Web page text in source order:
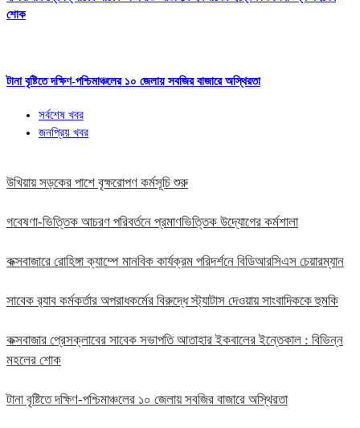
শোক
টানা বৃষ্টিতে দক্ষিণ-পশ্চিমাঞ্চলের ১০ জেলায় সবজির বাজারে অস্থিরতা
সর্বশেষ খবর
জনপ্রিয় খবর
উখিয়ায় সড়কের পাশে বৃক্ষরোপণ কর্মসূচি শুরু
গবেষণা-ভিত্তিক আচরণ পরিবর্তনে প্রমাণভিত্তিক উদ্যোগের কর্মশালা
কক্সবাজারে রোহিঙ্গা ক্যাম্পে মানবিক কার্যক্রম পরিদর্শনে বিডিআরসিএস চেয়ারম্যান
সাবেক র‍্যাব কর্মকর্তার অপরাধকর্মের বিরুদ্ধে স্ট্যাটাস দেওয়ায় সাংবাদিককে হুমকি
কক্সবাজার প্রেসক্লাবের সাবেক সভাপতি আতাহার ইকবালের ইন্তেকাল : বিভিন্ন
মহলের শোক
টানা বৃষ্টিতে দক্ষিণ-পশ্চিমাঞ্চলের ১০ জেলায় সবজির বাজারে অস্থিরতা